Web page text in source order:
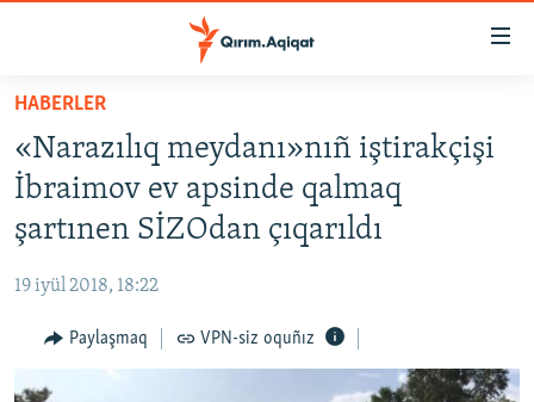
Esas
qaytmaq
Baş
navigatsiyağa
qaytmaq
Qıdıruvğa
qaytmaq
SİYASET
İQTİSADİYAT
MEDENİYET
İNSAN AQLARI
VİDEO
HABERLER
«Narazılıq meydanı»nıñ iştirakçişi
İbraimov ev apsinde qalmaq
şartınen SİZOdan çıqarıldı
19 iyül 2018, 18:22
Paylaşmaq VPN-siz oquñız